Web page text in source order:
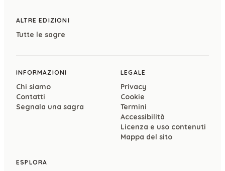
ALTRE EDIZIONI
Tutte le sagre
INFORMAZIONI
Chi siamo
Contatti
Segnala una sagra
LEGALE
Privacy
Cookie
Termini
Accessibilità
Licenza e uso contenuti
Mappa del sito
ESPLORA